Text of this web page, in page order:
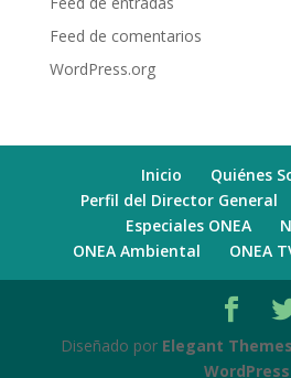
Feed de comentarios
WordPress.org
Inicio
Quiénes
Perfil del Director General
Especiales ONEA
ONEA Ambiental
ONEA
Diseñado por Elegant Themes
WordPress